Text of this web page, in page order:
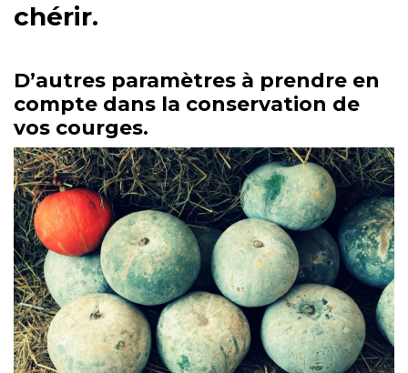
chérir.
D’autres paramètres à prendre en
compte dans la conservation de
vos courges.